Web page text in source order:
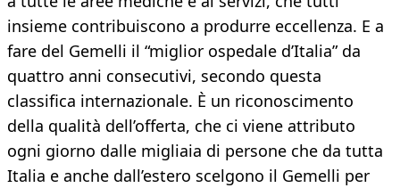
insieme contribuiscono a produrre eccellenza. E a
fare del Gemelli il “miglior ospedale d’Italia” da
quattro anni consecutivi, secondo questa
classifica internazionale. È un riconoscimento
della qualità dell’offerta, che ci viene attributo
ogni giorno dalle migliaia di persone che da tutta
Italia e anche dall’estero scelgono il Gemelli per